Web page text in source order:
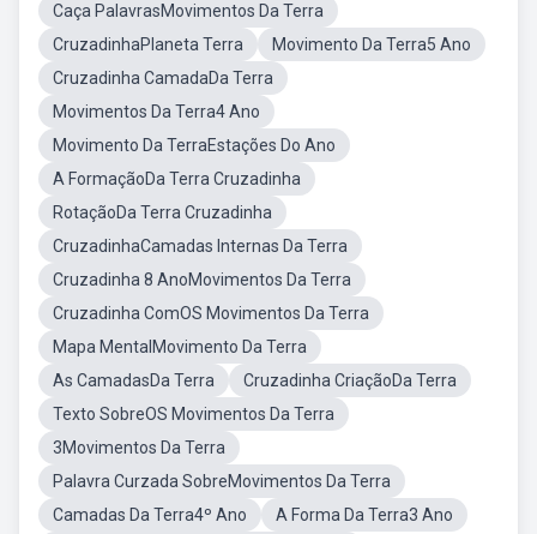
Caça PalavrasMovimentos Da Terra
CruzadinhaPlaneta Terra
Movimento Da Terra5 Ano
Cruzadinha CamadaDa Terra
Movimentos Da Terra4 Ano
Movimento Da TerraEstações Do Ano
A FormaçãoDa Terra Cruzadinha
RotaçãoDa Terra Cruzadinha
CruzadinhaCamadas Internas Da Terra
Cruzadinha 8 AnoMovimentos Da Terra
Cruzadinha ComOS Movimentos Da Terra
Mapa MentalMovimento Da Terra
As CamadasDa Terra
Cruzadinha CriaçãoDa Terra
Texto SobreOS Movimentos Da Terra
3Movimentos Da Terra
Palavra Curzada SobreMovimentos Da Terra
Camadas Da Terra4º Ano
A Forma Da Terra3 Ano